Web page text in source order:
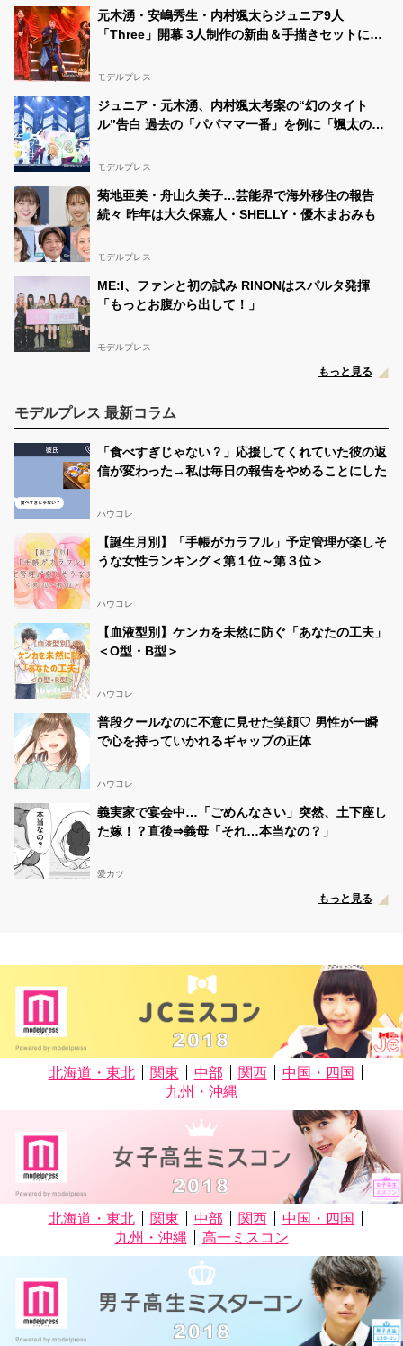
元木湧・安嶋秀生・内村颯太らジュニア9人
「Three」開幕 3人制作の新曲＆手描きセットに込
プロレポ】
モデルプレス
ジュニア・元木湧、内村颯太考案の“幻のタイト
ル”告白 過去の「パパママ一番」を例に「颯太の作
モデルプレス
菊地亜美・舟山久美子…芸能界で海外移住の報告
続々 昨年は大久保嘉人・SHELLY・優木まおみも
モデルプレス
ME:I、ファンと初の試み RINONはスパルタ発揮
「もっとお腹から出して！」
モデルプレス
もっと見る
モデルプレス 最新コラム
「食べすぎじゃない？」応援してくれていた彼の返
信が変わった→私は毎日の報告をやめることにした
ハウコレ
【誕生月別】「手帳がカラフル」予定管理が楽しそ
うな女性ランキング＜第１位～第３位＞
ハウコレ
【血液型別】ケンカを未然に防ぐ「あなたの工夫」
＜O型・B型＞
ハウコレ
普段クールなのに不意に見せた笑顔♡ 男性が一瞬
で心を持っていかれるギャップの正体
ハウコレ
義実家で宴会中…「ごめんなさい」突然、土下座し
た嫁！？直後⇒義母「それ…本当なの？」
愛カツ
もっと見る
北海道・東北 関東 中部 関西
中国・四国
九州・沖縄
北海道・東北 関東 中部 関西
中国・四国
九州・沖縄
高一ミスコン